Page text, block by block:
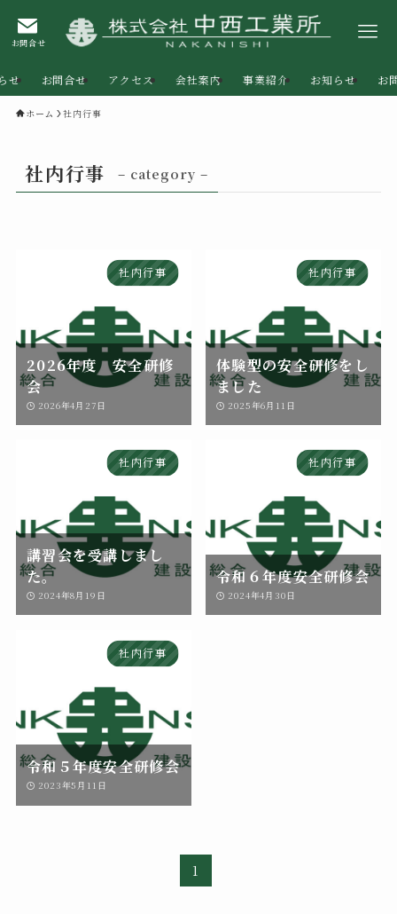
お問合せ
せ お問合せ アクセス 会社案内 事業紹介 お知らせ お
ホーム 社内行事
社内行事 – category –
社内行事
2026年度 安全研修
会
2026年4月27日
社内行事
体験型の安全研修をし
ました
2025年6月11日
社内行事
講習会を受講しまし
た。
2024年8月19日
社内行事
令和６年度安全研修会
2024年4月30日
社内行事
令和５年度安全研修会
2023年5月11日
1